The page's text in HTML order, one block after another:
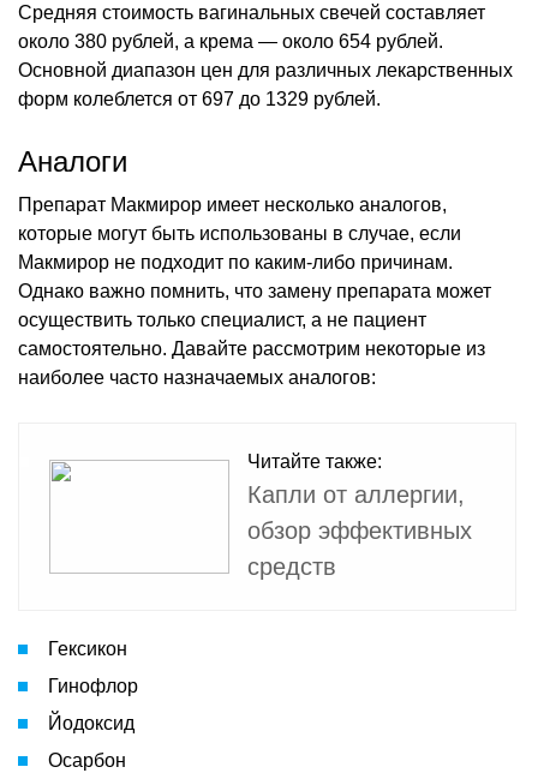
Средняя стоимость вагинальных свечей составляет
около 380 рублей, а крема — около 654 рублей.
Основной диапазон цен для различных лекарственных
форм колеблется от 697 до 1329 рублей.
Аналоги
Препарат Макмирор имеет несколько аналогов,
которые могут быть использованы в случае, если
Макмирор не подходит по каким-либо причинам.
Однако важно помнить, что замену препарата может
осуществить только специалист, а не пациент
самостоятельно. Давайте рассмотрим некоторые из
наиболее часто назначаемых аналогов:
Читайте также:
Капли от аллергии,
обзор эффективных
средств
Гексикон
Гинофлор
Йодоксид
Осарбон